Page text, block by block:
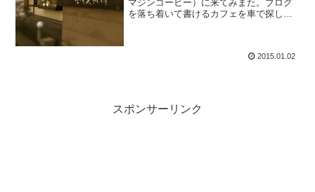
マジンコーヒー）に来てみまた。ブログ
を落ち着いて書けるカフェを車で探して
2015.01.02
スポンサーリンク